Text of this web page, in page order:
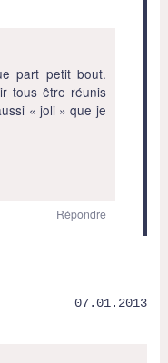
part petit bout.
tous être réunis
« joli » que je
Répondre
07.01.2013